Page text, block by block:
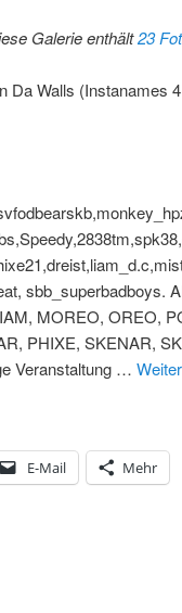
Galerie enthält23
Da Walls (Instanames
sbb_superbadboys.
MOREO, OREO,
PHIXE, SKENAR,
Veranstaltung …
E-Mail Mehr